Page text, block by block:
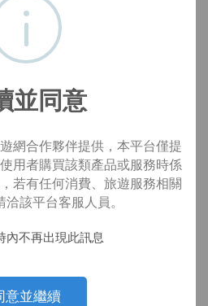
800 起
並同意
網合作夥伴提供，本平台僅提
用者購買該類產品或服務時係
若有任何消費、旅遊服務相關
該平台客服人員。
內不再出現此訊息
意並繼續